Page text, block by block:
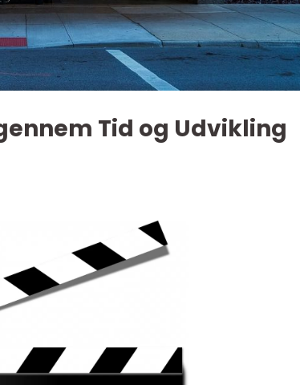
Tid og Udvikling